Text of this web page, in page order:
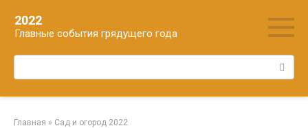
контенту
2022
Главные события грядущего года
Главная » Сад и огород 2022